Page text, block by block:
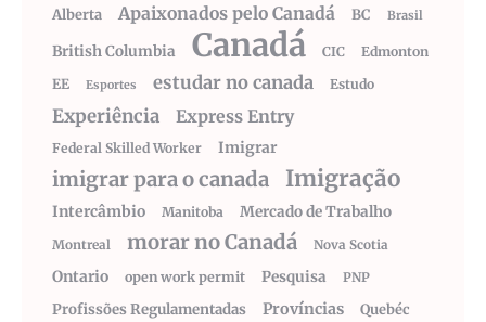
Alberta Apaixonados pelo Canadá BC Brasil
British Columbia Canadá CIC
Edmonton
EE
Esportes estudar no canada Estudo
Experiência Express Entry
Federal Skilled Worker Imigrar
imigrar para o canada Imigração
Intercâmbio Manitoba Mercado de Trabalho
Montreal morar no Canadá Nova Scotia
Ontario open work permit Pesquisa PNP
Profissões Regulamentadas Províncias
Quebéc